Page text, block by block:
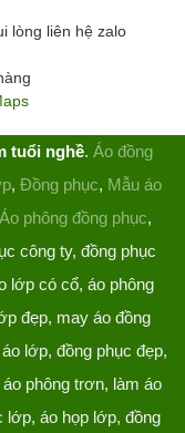
lòng liên hệ zalo
tuổi nghề. Áo đồng
, Đồng phục, Mẫu áo
Áo phông đồng phục,
công ty, đồng phục
lớp có cổ, áo phông
đẹp, may áo đồng
lớp, đồng phục đẹp,
phông trơn, làm áo
lớp, áo họp lớp, đồng